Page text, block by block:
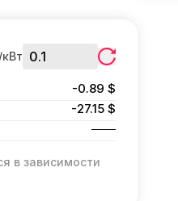
-0.89 $
-27.15 $
в зависимости